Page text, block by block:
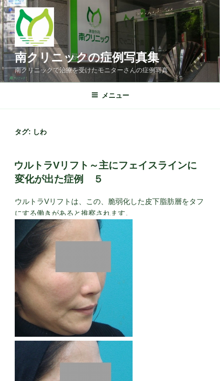
コ
ン
テ
ン
ツ
へ
ス
プ
南クリニックの症例写真集
南クリニックで治療を受けたモニターさんの症例写真
メニュー
タグ: しわ
ウルトラVリフト～主にフェイスラインに
変化が出た症例 ５
ウルトラVリフトは、この、脆弱化した皮下脂肪層をタフ
にする働きがあると推察されます。